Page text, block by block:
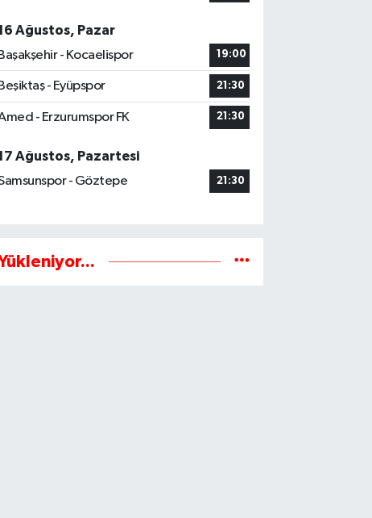
Ağustos, Pazar
Başakşehir - Kocaelispor
19:00
Beşiktaş - Eyüpspor 21:30
- Erzurumspor FK 21:30
Ağustos, Pazartesi
- Göztepe
21:30